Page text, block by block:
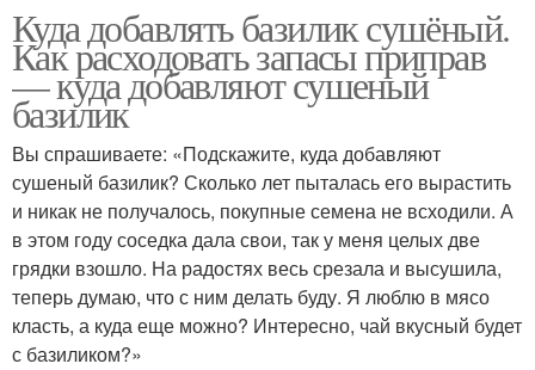
Куда добавлять базилик сушёный.
Как расходовать запасы приправ
— куда добавляют сушеный
базилик
Вы спрашиваете: «Подскажите, куда добавляют
сушеный базилик? Сколько лет пыталась его вырастить
и никак не получалось, покупные семена не всходили. А
в этом году соседка дала свои, так у меня целых две
грядки взошло. На радостях весь срезала и высушила,
теперь думаю, что с ним делать буду. Я люблю в мясо
класть, а куда еще можно? Интересно, чай вкусный будет
с базиликом?»